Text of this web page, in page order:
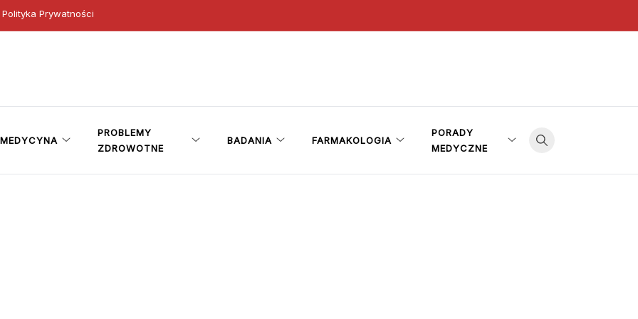
Polityka Prywatności
MEDYCYNA
PROBLEMY
ZDROWOTNE
BADANIA FARMAKOLOGIA
PORADY
MEDYCZNE